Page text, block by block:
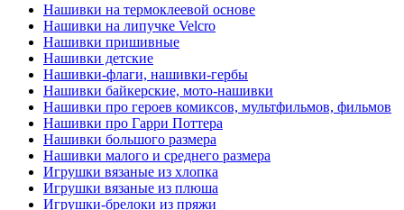
Нашивки на термоклеевой основе
Нашивки на липучке Velcro
Нашивки пришивные
Нашивки детские
Нашивки-флаги, нашивки-гербы
Нашивки байкерские, мото-нашивки
Нашивки про героев комиксов, мультфильмов, фильмов
Нашивки про Гарри Поттера
Нашивки большого размера
Нашивки малого и среднего размера
Игрушки вязаные из хлопка
Игрушки вязаные из плюша
Игрушки-брелоки из пряжи